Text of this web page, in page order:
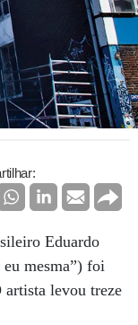
Eduardo
mesma”) foi
artista levou treze